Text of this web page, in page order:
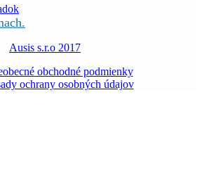
Ausis s.r.o 2017
obchodné podmienky
ochrany osobných údajov